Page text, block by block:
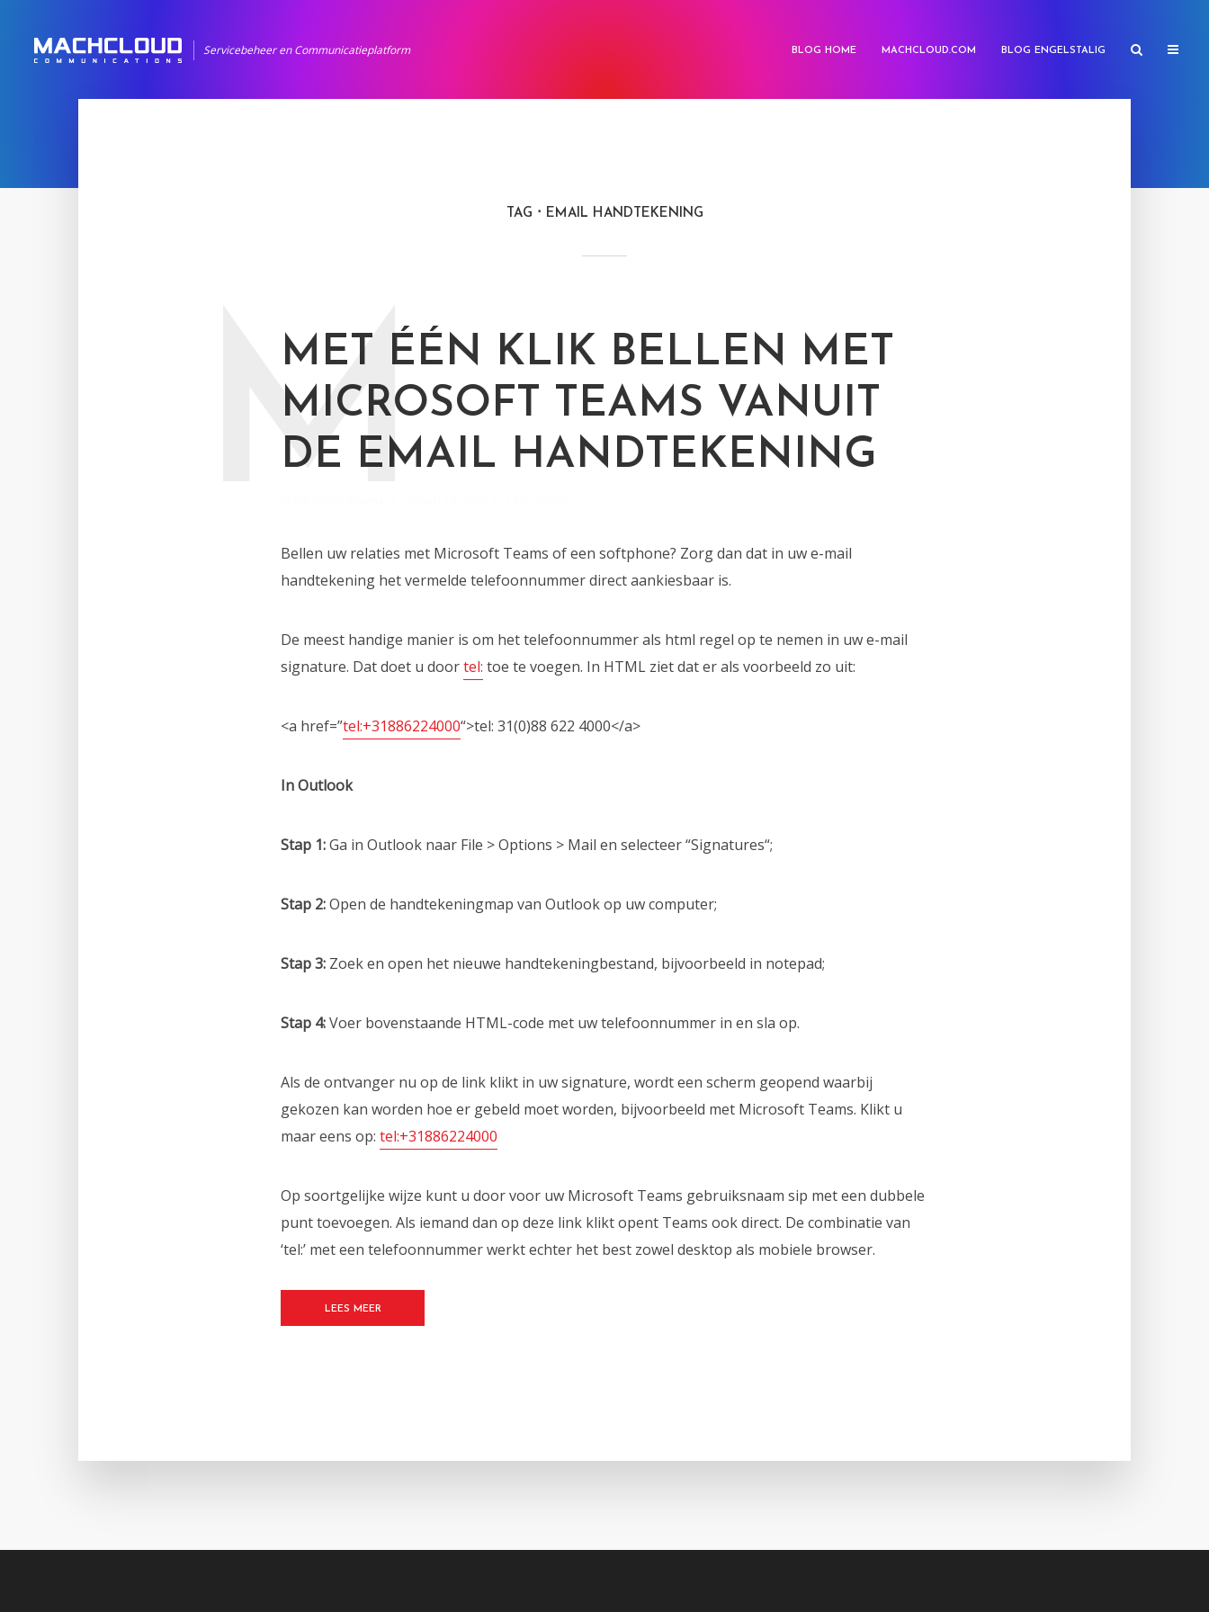
Servicebeheer en Communicatieplatform BLOG HOME MACHCLOUD.COM BLOG ENGELSTALIG
TAG EMAIL HANDTEKENING
MET ÉÉN KLIK BELLEN MET
MICROSOFT TEAMS VANUIT
DE EMAIL HANDTEKENING
M
Bellen uw relaties met Microsoft Teams of een softphone? Zorg dan dat in uw e-mail
handtekening het vermelde telefoonnummer direct aankiesbaar is.
De meest handige manier is om het telefoonnummer als html regel op te nemen in uw e-mail
signature. Dat doet u doortel: toe te voegen. In HTML ziet dat er als voorbeeld zo uit:
<a href=”tel:+31886224000“>tel: 31(0)88 622 4000</a>
In Outlook
Stap 1:Ga in Outlook naar File > Options > Mail en selecteer “Signatures“;
Stap 2:Open de handtekeningmap van Outlook op uw computer;
Stap 3: Zoek en open het nieuwe handtekeningbestand, bijvoorbeeld in notepad;
Stap 4:Voer bovenstaande HTML-code met uw telefoonnummer in en sla op.
Als de ontvanger nu op de link klikt in uw signature, wordt een scherm geopend waarbij
gekozen kan worden hoe er gebeld moet worden, bijvoorbeeld met Microsoft Teams. Klikt u
maar eens op: tel:+31886224000
Op soortgelijke wijze kunt u door voor uw Microsoft Teams gebruiksnaam sip met een dubbele
punt toevoegen. Als iemand dan op deze link klikt opent Teams ook direct. De combinatie van
‘tel:’ met een telefoonnummer werkt echter het best zowel desktop als mobiele browser.
LEES MEER